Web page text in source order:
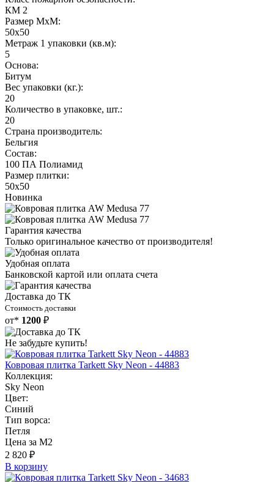
КМ 2
Размер МхМ:
50x50
Метраж 1 упаковки (кв.м):
5
Основа:
Битум
Вес упаковки (кг.):
20
Количество в упаковке, шт.:
20
Страна производитель:
Бельгия
Состав:
100 ПА Полиамид
Размер плитки:
50х50
Новинка
Гарантия качества
Только оригинальное качество от производителя!
Удобная оплата
Банковской картой или оплата счета
Доставка до ТК
Стоимость доставки
от* 1200 ₽
Не забудьте купить!
Ковровая плитка Tarkett Sky Neon - 44883
Коллекция:
Sky Neon
Цвет:
Синий
Тип ворса:
Петля
Цена за М2
2 820 ₽
В корзину